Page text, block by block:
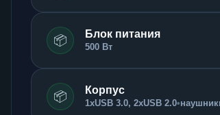
📦 Блок питания
500 Вт
📦 Корпус
1xUSB 3.0, 2xUSB 2.0•